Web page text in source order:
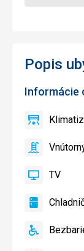
Popis
Informácie
Klimatizácia
áno
Vnútorný
áno
TV TV
áno
Chladnička
áno
Bezbariérový
áno